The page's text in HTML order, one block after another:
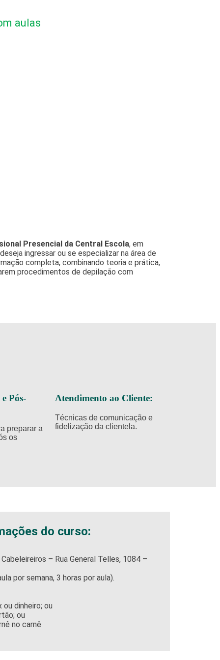
aulas
Presencial da Central Escola, em
ingressar ou se especializar na área de
completa, combinando teoria e prática,
procedimentos de depilação com
Pós-
preparar a
os
Atendimento ao Cliente:
Técnicas de comunicação e
fidelização da clientela.​
do curso:
– Rua General Telles, 1084 –
por semana, 3 horas por aula).
ou dinheiro; ou
ou
no carnê